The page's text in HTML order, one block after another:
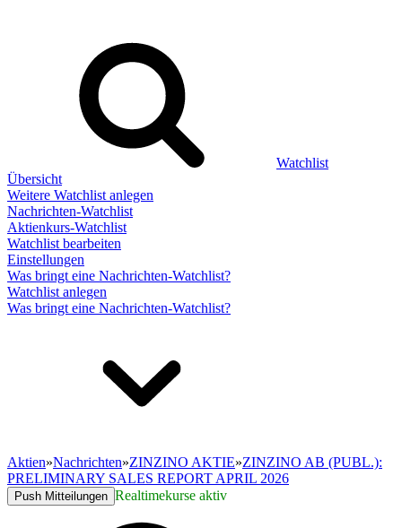
Watchlist
Übersicht
Weitere Watchlist anlegen
Nachrichten-Watchlist
Aktienkurs-Watchlist
Watchlist bearbeiten
Einstellungen
Was bringt eine Nachrichten-Watchlist?
Watchlist anlegen
Was bringt eine Nachrichten-Watchlist?
Aktien»Nachrichten»ZINZINO AKTIE»ZINZINO AB (PUBL.):
PRELIMINARY SALES REPORT APRIL 2026
Push Mitteilungen Realtimekurse aktiv